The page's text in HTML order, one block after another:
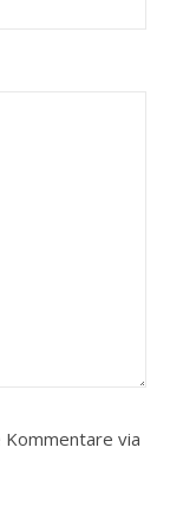
Kommentare via